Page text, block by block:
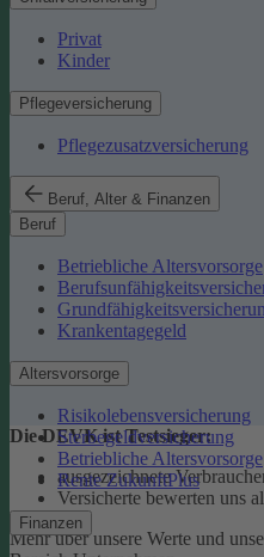
Privat
Kinder
Pflegeversicherung
Pflegezusatzversicherung
Beruf, Alter & Finanzen
Beruf
Betriebliche Altersvorsorge
Krankentagegeld
Altersvorsorge
Risikolebensversicherung
Sterbegeldversicherung
Betriebliche Altersvorsorge
Rente ZukunftPlus
Finanzen
Die DEVK ist Testsieger:
ausgezeichnete
Versicherte bewerten uns
Mehr über unsere Werte und